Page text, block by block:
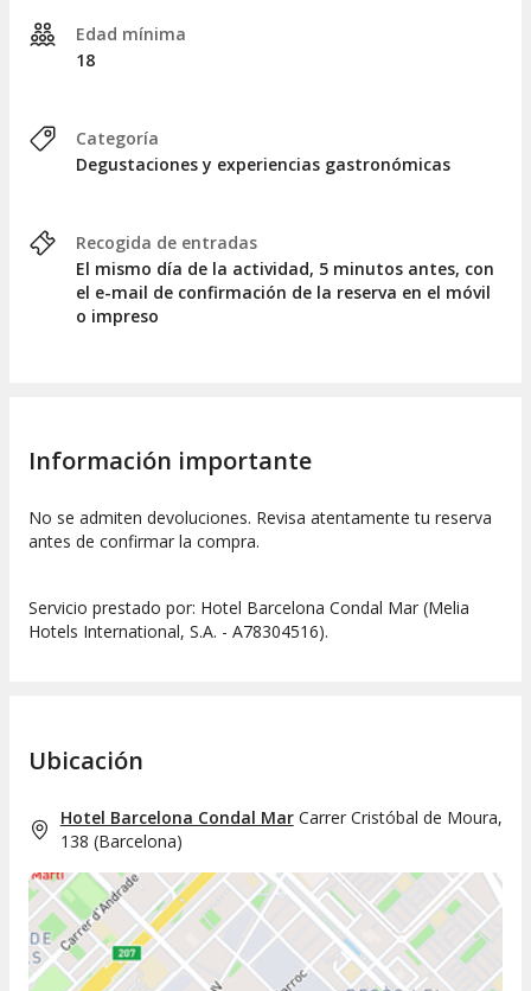
Descubre el resto de experiencias del
Hotel Barcelona Condal Mar
Edad mínima
18
Categoría
Degustaciones y experiencias gastronómicas
Recogida de entradas
El mismo día de la actividad, 5 minutos antes, con
el e-mail de confirmación de la reserva en el móvil
o impreso
Información importante
No se admiten devoluciones. Revisa atentamente tu reserva
antes de confirmar la compra.
Servicio prestado por: Hotel Barcelona Condal Mar (Melia
Hotels International, S.A. - A78304516).
Ubicación
Hotel Barcelona Condal Mar Carrer Cristóbal de Moura,
138 (Barcelona)